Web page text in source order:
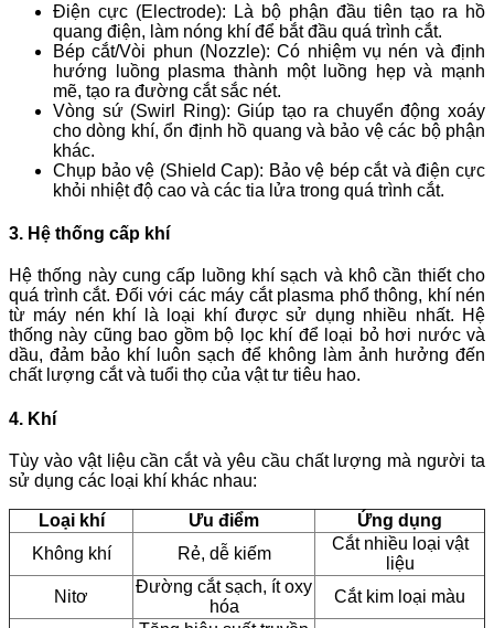
Điện cực (Electrode): Là bộ phận đầu tiên tạo ra hồ
quang điện, làm nóng khí để bắt đầu quá trình cắt.
Bép cắt/Vòi phun (Nozzle): Có nhiệm vụ nén và định
hướng luồng plasma thành một luồng hẹp và mạnh
mẽ, tạo ra đường cắt sắc nét.
Vòng sứ (Swirl Ring): Giúp tạo ra chuyển động xoáy
cho dòng khí, ổn định hồ quang và bảo vệ các bộ phận
khác.
Chụp bảo vệ (Shield Cap): Bảo vệ bép cắt và điện cực
khỏi nhiệt độ cao và các tia lửa trong quá trình cắt.
3. Hệ thống cấp khí
Hệ thống này cung cấp luồng khí sạch và khô cần thiết cho
quá trình cắt. Đối với các máy cắt plasma phổ thông, khí nén
từ máy nén khí là loại khí được sử dụng nhiều nhất. Hệ
thống này cũng bao gồm bộ lọc khí để loại bỏ hơi nước và
dầu, đảm bảo khí luôn sạch để không làm ảnh hưởng đến
chất lượng cắt và tuổi thọ của vật tư tiêu hao.
4. Khí
Tùy vào vật liệu cần cắt và yêu cầu chất lượng mà người ta
sử dụng các loại khí khác nhau:
Loại khí Ưu điểm
Ứng dụng
Không khí
Rẻ, dễ kiếm
Cắt nhiều loại vật
liệu
Nitơ
Đường cắt sạch, ít oxy
hóa
Cắt kim loại màu